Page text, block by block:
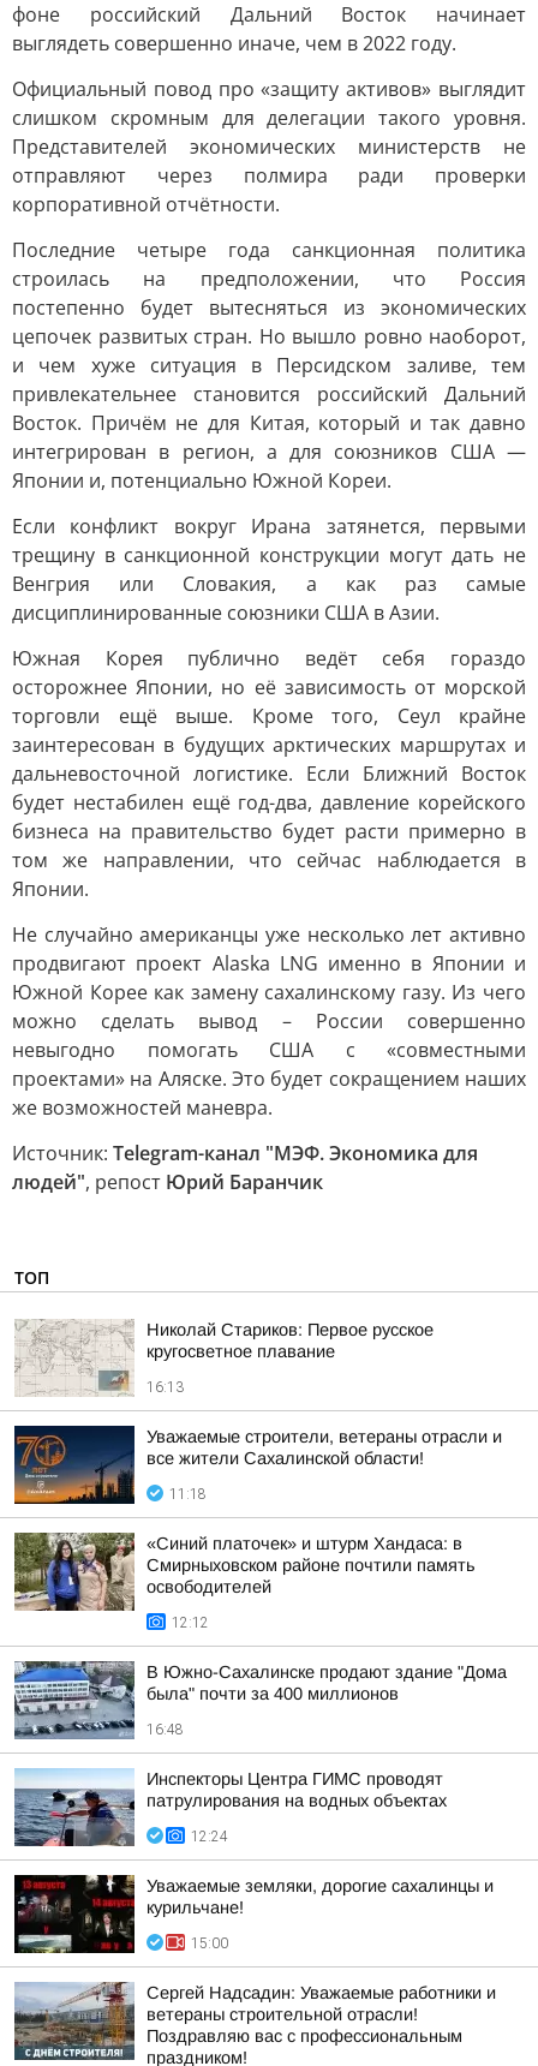
фоне российский Дальний Восток начинает
выглядеть совершенно иначе, чем в 2022 году.
Официальный повод про «защиту активов» выглядит
слишком скромным для делегации такого уровня.
Представителей экономических министерств не
отправляют через полмира ради проверки
корпоративной отчётности.
Последние четыре года санкционная политика
строилась на предположении, что Россия
постепенно будет вытесняться из экономических
цепочек развитых стран. Но вышло ровно наоборот,
и чем хуже ситуация в Персидском заливе, тем
привлекательнее становится российский Дальний
Восток. Причём не для Китая, который и так давно
интегрирован в регион, а для союзников США —
Японии и, потенциально Южной Кореи.
Если конфликт вокруг Ирана затянется, первыми
трещину в санкционной конструкции могут дать не
Венгрия или Словакия, а как раз самые
дисциплинированные союзники США в Азии.
Южная Корея публично ведёт себя гораздо
осторожнее Японии, но её зависимость от морской
торговли ещё выше. Кроме того, Сеул крайне
заинтересован в будущих арктических маршрутах и
дальневосточной логистике. Если Ближний Восток
будет нестабилен ещё год-два, давление корейского
бизнеса на правительство будет расти примерно в
том же направлении, что сейчас наблюдается в
Японии.
Не случайно американцы уже несколько лет активно
продвигают проект Alaska LNG именно в Японии и
Южной Корее как замену сахалинскому газу. Из чего
можно сделать вывод – России совершенно
невыгодно помогать США с «совместными
проектами» на Аляске. Это будет сокращением наших
же возможностей маневра.
Источник: Telegram-канал "МЭФ. Экономика для
людей", репост Юрий Баранчик
ТОП
Николай Стариков: Первое русское
кругосветное плавание
16:13
Уважаемые строители, ветераны отрасли и
все жители Сахалинской области!
11:18
«Синий платочек» и штурм Хандаса: в
Смирныховском районе почтили память
освободителей
12:12
В Южно-Сахалинске продают здание "Дома
была" почти за 400 миллионов
16:48
Инспекторы Центра ГИМС проводят
патрулирования на водных объектах
12:24
Уважаемые земляки, дорогие сахалинцы и
курильчане!
15:00
Сергей Надсадин: Уважаемые работники и
ветераны строительной отрасли!
Поздравляю вас с профессиональным
праздником!